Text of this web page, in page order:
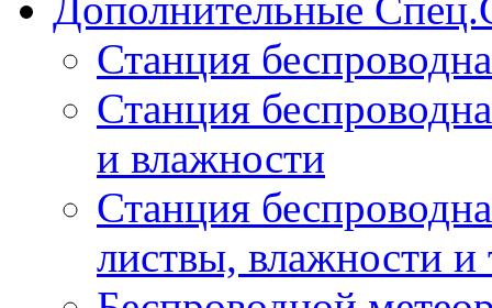
Станция
Станция
и влажности
Станция
листвы, влажности